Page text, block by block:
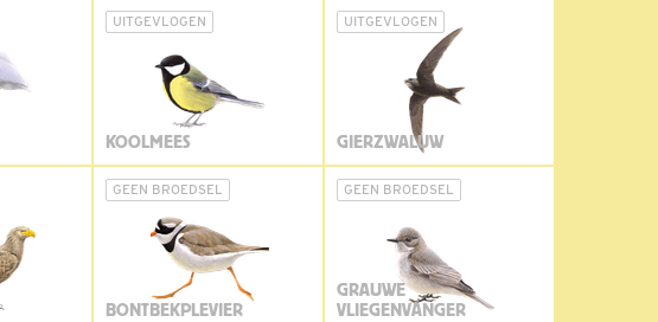
UITGEVLOGEN
KOOLMEES
UITGEVLOGEN
GIERZWALUW
GEEN BROEDSEL
BONTBEKPLEVIER
GEEN BROEDSEL
GRAUWE
VLIEGENVANGER